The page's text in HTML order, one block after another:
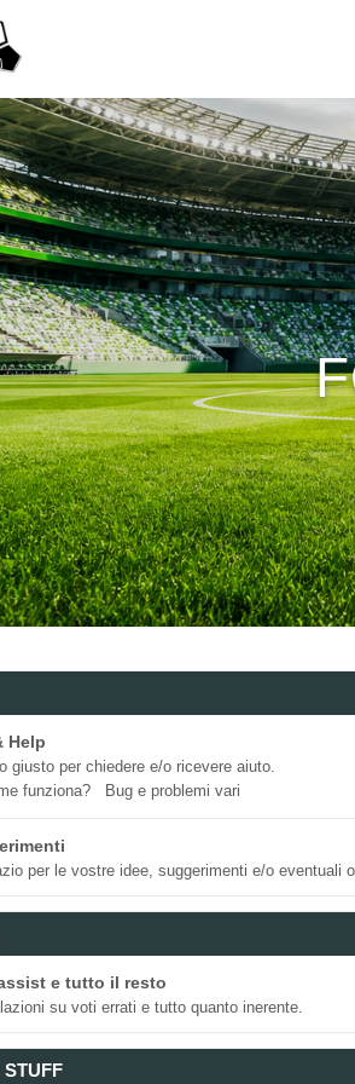
Help
giusto per chiedere e/o ricevere aiuto.
funziona?
Bug e problemi vari
per le vostre idee, suggerimenti e/o eventuali
e tutto il resto
su voti errati e tutto quanto inerente.